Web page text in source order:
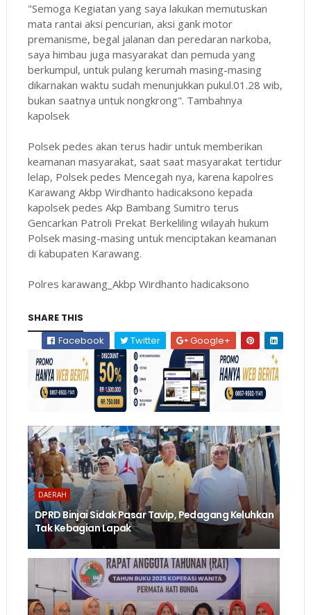
"Semoga Kegiatan yang saya lakukan memutuskan
mata rantai aksi pencurian, aksi gank motor
premanisme, begal jalanan dan peredaran narkoba,
saya himbau juga masyarakat dan pemuda yang
berkumpul, untuk pulang kerumah masing-masing
dikarnakan waktu sudah menunjukkan pukul.01.28 wib,
bukan saatnya untuk nongkrong". Tambahnya
kapolsek
Polsek pedes akan terus hadir untuk memberikan
keamanan masyarakat, saat saat masyarakat tertidur
lelap, Polsek pedes Mencegah nya, karena kapolres
Karawang Akbp Wirdhanto hadicaksono kepada
kapolsek pedes Akp Bambang Sumitro terus
Gencarkan Patroli Prekat Berkeliling wilayah hukum
Polsek masing-masing untuk menciptakan keamanan
di kabupaten Karawang.
Polres karawang_Akbp Wirdhanto hadicaksono
SHARE THIS
Facebook
Twitter Google+
DAERAH
DPRD Binjai Sidak Pasar Tavip, Pedagang Keluhkan
Tak Kebagian Lapak